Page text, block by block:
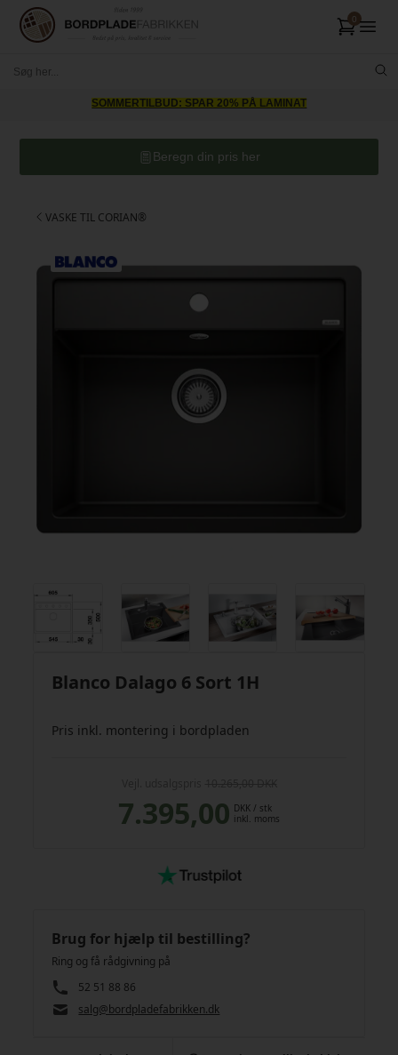
SOMMERTILBUD: SPAR 20% PÅ LAMINAT
Beregn din pris her
VASKE TIL CORIAN®
Blanco Dalago 6 Sort 1H
Pris inkl. montering i bordpladen
7.395,00 DKK / stk
inkl. moms
Brug for hjælp til bestilling?
Ring og få rådgivning på
52 51 88 86
salg@bordpladefabrikken.dk